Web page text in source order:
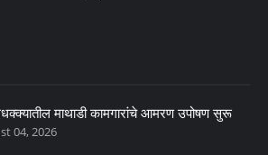
माथाडी कामगारांचे आमरण उपोषण सुरू
04, 2026